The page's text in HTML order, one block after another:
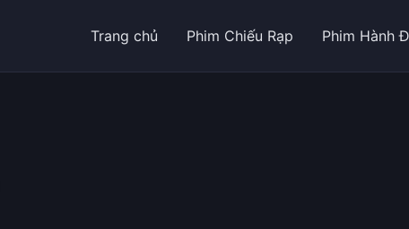
Trang chủ Phim Chiếu Rạp Phim Hành